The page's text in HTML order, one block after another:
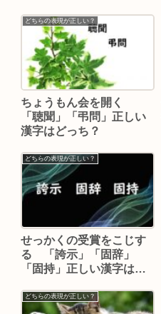
どちらの表現が正しい？
ちょうもん会を開く
「聴聞」「弔問」正しい
漢字はどっち？
どちらの表現が正しい？
せっかくの受賞をこじす
る 「誇示」「固辞」
「固持」正しい漢字はど
どちらの表現が正しい？